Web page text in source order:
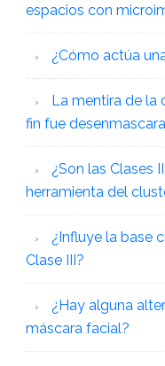
espacios con
¿Cómo actúa
La mentira de la
fin fue
¿Son las Clases
herramienta del
¿Influye la base
Clase III?
¿Hay alguna
máscara facial?